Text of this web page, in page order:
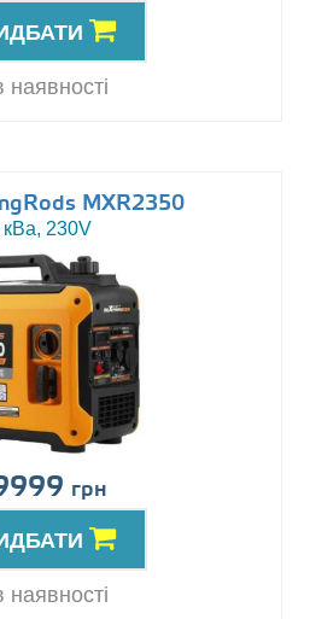
наявності
MXR2350
кВа, 230V
грн
наявності